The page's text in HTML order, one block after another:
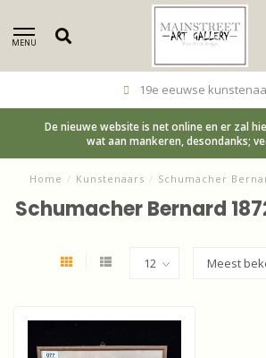
MENU
19e eeuwse
De nieuwe website is net online en er zal
wat aan mankeren, desondanks;
Home / Kunstenaars / Schumacher
Schumacher Bernard